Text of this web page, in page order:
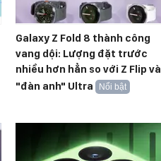
Galaxy Z Fold 8 thành công
vang dội: Lượng đặt trước
nhiều hơn hẳn so với Z Flip và
"đàn anh" Ultra
Nổi bật